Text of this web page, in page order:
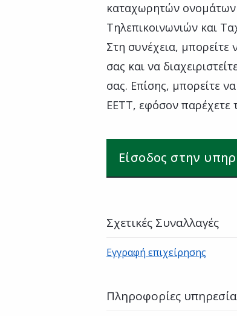
καταχωρητών ονομάτων
Τηλεπικοινωνιών και
Στη συνέχεια, μπορείτε
σας και να
σας. Επίσης, μπορείτε
ΕΕΤΤ, εφόσον παρέχετε
Είσοδος στην
Σχετικές Συναλλαγές
Εγγραφή επιχείρησης
Πληροφορίες